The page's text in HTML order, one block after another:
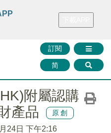
財華證券 媒體矩陣
訂閱
简
附屬認購
產品
原創
24日 下午2:16